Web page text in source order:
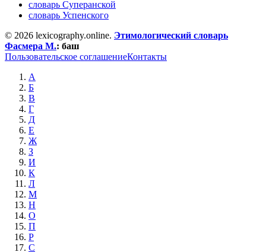
словарь Суперанской
словарь Успенского
© 2026 lexicography.online. Этимологический словарь
Фасмера М.: баш
Пользовательское соглашениеКонтакты
А
Б
В
Г
Д
Е
Ж
З
И
К
Л
М
Н
О
П
Р
С